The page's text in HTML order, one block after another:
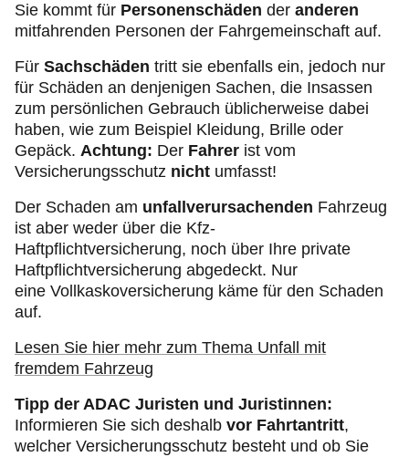
Sie kommt für Personenschäden der anderen
mitfahrenden Personen der Fahrgemeinschaft auf.
Für Sachschäden tritt sie ebenfalls ein, jedoch nur
für Schäden an denjenigen Sachen, die Insassen
zum persönlichen Gebrauch üblicherweise dabei
haben, wie zum Beispiel Kleidung, Brille oder
Gepäck. Achtung: Der Fahrer ist vom
Versicherungsschutz nicht umfasst!
Der Schaden am unfallverursachenden Fahrzeug
ist aber weder über die Kfz-
Haftpflichtversicherung, noch über Ihre private
Haftpflichtversicherung abgedeckt. Nur
eine Vollkaskoversicherung käme für den Schaden
auf.
Lesen Sie hier mehr zum Thema Unfall mit
fremdem Fahrzeug
Tipp der ADAC Juristen und Juristinnen:
Informieren Sie sich deshalb vor Fahrtantritt,
welcher Versicherungsschutz besteht und ob Sie